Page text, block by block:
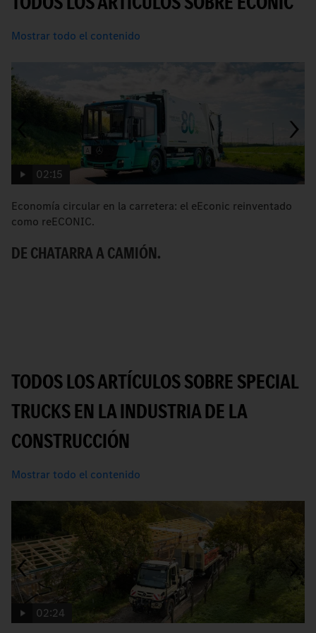
Mostrar todo el contenido
02:15
Economía circular en la carretera: el eEconic reinventado
como reECONIC.
DE CHATARRA A CAMIÓN.
TODOS LOS ARTÍCULOS SOBRE SPECIAL
TRUCKS EN LA INDUSTRIA DE LA
CONSTRUCCIÓN
Mostrar todo el contenido
02:24